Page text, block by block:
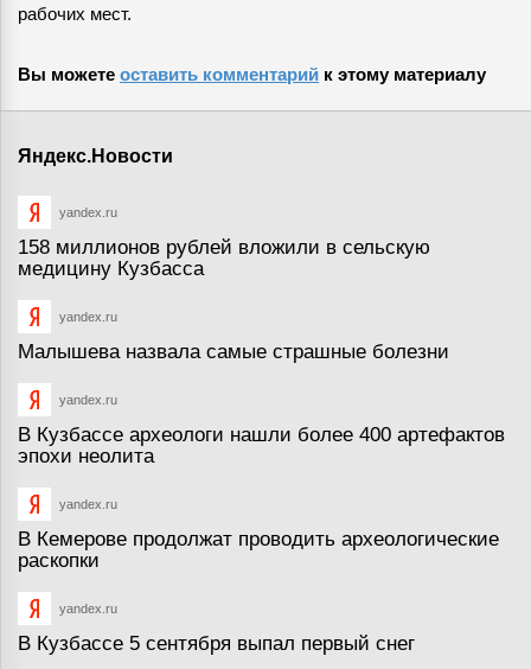
рабочих мест.
Вы можете оставить комментарий к этому материалу
Яндекс.Новости
yandex.ru
158 миллионов рублей вложили в сельскую
медицину Кузбасса
yandex.ru
Малышева назвала самые страшные болезни
yandex.ru
В Кузбассе археологи нашли более 400 артефактов
эпохи неолита
yandex.ru
В Кемерове продолжат проводить археологические
раскопки
yandex.ru
В Кузбассе 5 сентября выпал первый снег